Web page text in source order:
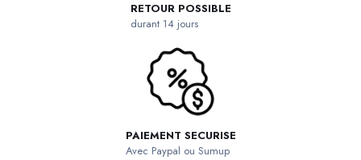
RETOUR POSSIBLE
durant 14 jours
PAIEMENT SECURISE
Avec Paypal ou Sumup